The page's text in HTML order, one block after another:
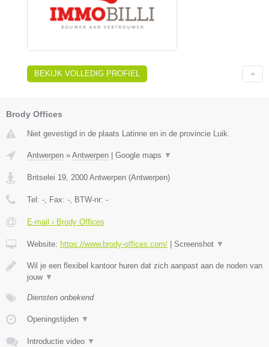
BEKIJK VOLLEDIG PROFIEL
Brody Offices
Niet gevestigd in de plaats Latinne en in de provincie Luik.
Antwerpen » Antwerpen Google maps ▼
Britselei 19, 2000 Antwerpen (Antwerpen)
Tel: -, Fax: -, BTW-nr: -
E-mail › Brody Offices
Website: https://www.brody-offices.com/ Screenshot ▼
Wil je een flexibel kantoor huren dat zich aanpast aan de noden van
jouw ▼
Diensten onbekend
Openingstijden ▼
Introductie video ▼